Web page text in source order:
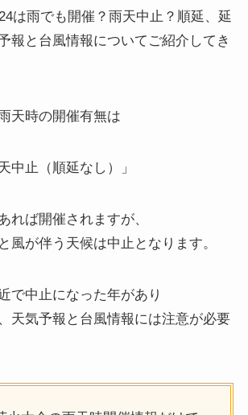
は雨でも開催？雨天中止？順延、延
報と台風情報についてご紹介してき
天時の開催有無は
中止（順延なし）」
れば開催されますが、
風が伴う天候は中止となります。
で中止になった年があり
天気予報と台風情報には注意が必要